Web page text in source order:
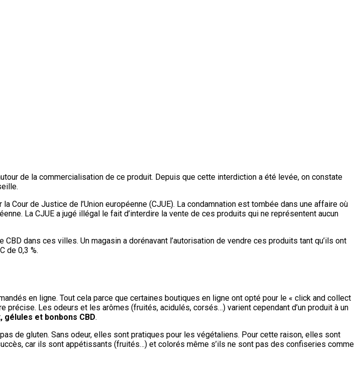
de la commercialisation de ce produit. Depuis que cette interdiction a été levée, on constate
Cour de Justice de l’Union européenne (CJUE). La condamnation est tombée dans une affaire où
La CJUE a jugé illégal le fait d’interdire la vente de ces produits qui ne représentent aucun
dans ces villes. Un magasin a dorénavant l’autorisation de vendre ces produits tant qu’ils ont
de 0,3 %.
en ligne. Tout cela parce que certaines boutiques en ligne ont opté pour le « click and collect
précise. Les odeurs et les arômes (fruités, acidulés, corsés…) varient cependant d’un produit à un
et bonbons CBD.
de gluten. Sans odeur, elles sont pratiques pour les végétaliens. Pour cette raison, elles sont
car ils sont appétissants (fruités…) et colorés même s’ils ne sont pas des confiseries comme